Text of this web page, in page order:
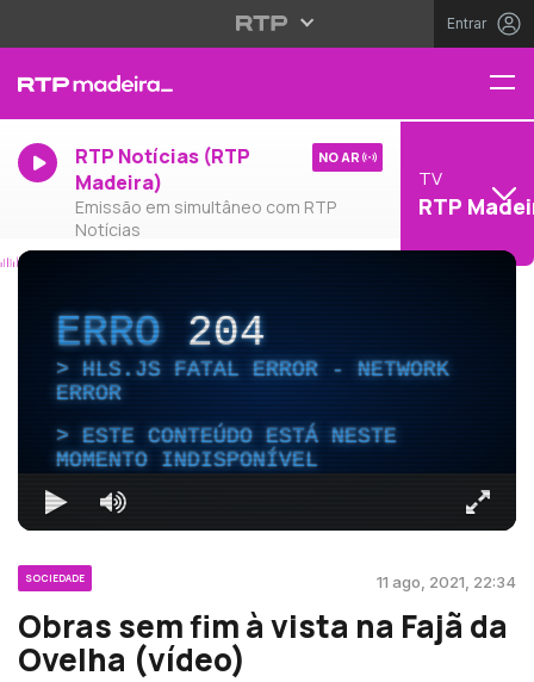
Entrar
RTP Notícias (RTP
Madeira)
Emissão em simultâneo com RTP
Notícias
NO AR
TV
RTP
ERRO204
HLS.JS FATAL ERROR - NETWORK
ERROR
ESTE CONTEÚDO ESTÁ NESTE
MOMENTO INDISPONÍVEL
SOCIEDADE 11 ago, 2021, 22:34
Obras sem fim à vista na Fajã da
Ovelha (vídeo)